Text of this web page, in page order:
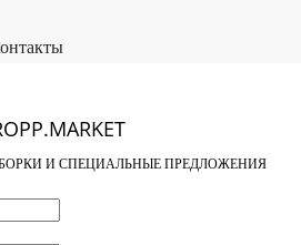
И СПЕЦИАЛЬНЫЕ ПРЕДЛОЖЕНИЯ